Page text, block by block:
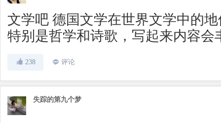
文学吧 德国文学在世界文学中的
特别是哲学和诗歌，写起来内容会
238 评论
失踪的第九个梦